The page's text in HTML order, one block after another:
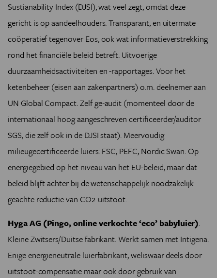
Sustianability Index (DJSI), wat veel zegt, omdat deze
gericht is op aandeelhouders. Transparant, en uitermate
coöperatief tegenover Eos, ook wat informatieverstrekking
rond het financiële beleid betreft. Uitvoerige
duurzaamheidsactiviteiten en -rapportages. Voor het
ketenbeheer (eisen aan zakenpartners) o.m. deelnemer aan
UN Global Compact. Zelf ge-audit (momenteel door de
internationaal hoog aangeschreven certificeerder/auditor
SGS, die zelf ook in de DJSI staat). Meervoudig
milieugecertificeerde luiers: FSC, PEFC, Nordic Swan. Op
energiegebied op het niveau van het EU-beleid, maar dat
beleid blijft achter bij de wetenschappelijk noodzakelijk
geachte reductie van CO2-uitstoot.
Hyga AG (Pingo, online verkochte ‘eco’ babyluier).
Kleine Zwitsers/Duitse fabrikant. Werkt samen met Intigena.
Enige energieneutrale luierfabrikant, weliswaar deels door
uitstoot-compensatie maar ook door gebruik van